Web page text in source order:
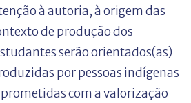
à autoria, à origem das
de produçãodos
serão orientados(as)
por pessoas indígenas
com a valorização